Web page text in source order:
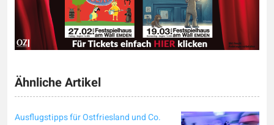
Ähnliche Artikel
Ausflugstipps für Ostfriesland und Co.